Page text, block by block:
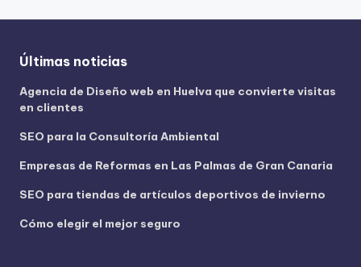
Últimas noticias
Agencia de Diseño web en Huelva que convierte visitas
en clientes
SEO para la Consultoría Ambiental
Empresas de Reformas en Las Palmas de Gran Canaria
SEO para tiendas de artículos deportivos de invierno
Cómo elegir el mejor seguro